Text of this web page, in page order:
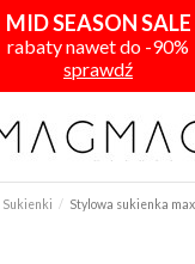
MID SEASON SALE
rabaty nawet do -90%
sprawdź
Sukienki
Stylowa sukienka